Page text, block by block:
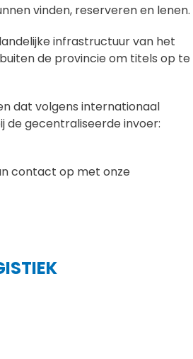
vinden, reserveren en lenen.
infrastructuur van het
de provincie om titels op te
dat volgens internationaal
de gecentraliseerde invoer:
contact op met onze